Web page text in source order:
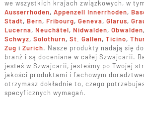
we wszystkich krajach związkowych, w tym
Ausserrhoden, Appenzell Innerrhoden,
Stadt, Bern, Fribourg, Geneva, Glarus,
Lucerna, Neuchâtel, Nidwalden, Obwalden,
Schwyz, Solothurn, St. Gallen, Ticino,
Zug i Zurich. Nasze produkty nadają się
branż i są doceniane w całej Szwajcarii.
jesteś w Szwajcarii, jesteśmy po Twojej
jakości produktami i fachowym
otrzymasz dokładnie to, czego
specyficznych wymagań.